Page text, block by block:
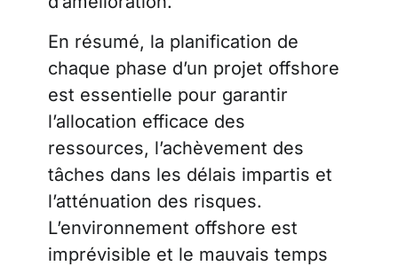
En résumé, la planification de
chaque phase d’un projet offshore
est essentielle pour garantir
l’allocation efficace des
ressources, l’achèvement des
tâches dans les délais impartis et
l’atténuation des risques.
L’environnement offshore est
imprévisible et le mauvais temps